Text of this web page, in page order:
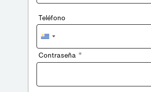
Teléfono
Uruguay
+598
Contraseña *